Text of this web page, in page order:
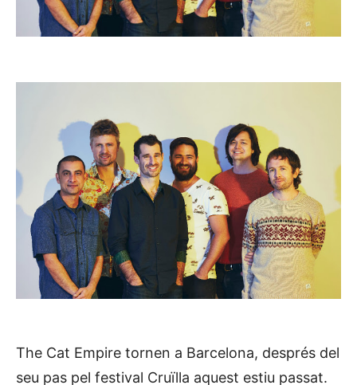
The Cat Empire tornen a Barcelona, després del
seu pas pel festival Cruïlla aquest estiu passat.